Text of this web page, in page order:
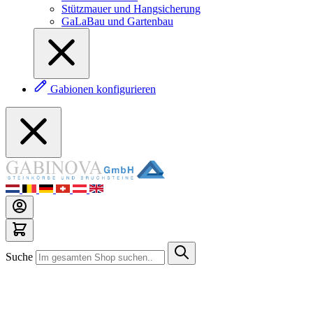
Stützmauer und Hangsicherung
GaLaBau und Gartenbau
Gabionen konfigurieren
Suche